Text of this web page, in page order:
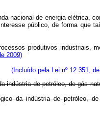
nacional de energia elétrica,
público, de forma que
produtivos
2009)
(Incluído pela Lei nº 12.351,
de petróleo, de gás
da indústria de petróleo,